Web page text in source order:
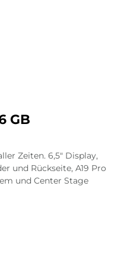
GB
Zeiten. 6,5″ Display,
und Rückseite, A19 Pro
und Center Stage